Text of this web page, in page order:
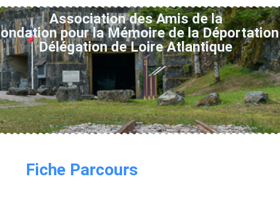
Association des Amis de la
pour la Mémoire de la Déportation
Délégation de Loire Atlantique
Fiche Parcours